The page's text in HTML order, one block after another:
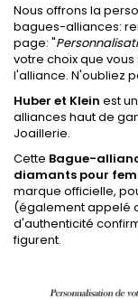
Nous offrons la
bagues-alliances:
page: "
votre choix que
l'alliance. N'oubliez
Huber et Klein est
alliances haut de
Joaillerie.
Cette Bague-
diamants pour
marque officielle,
(également appelé
d'authenticité
figurent.